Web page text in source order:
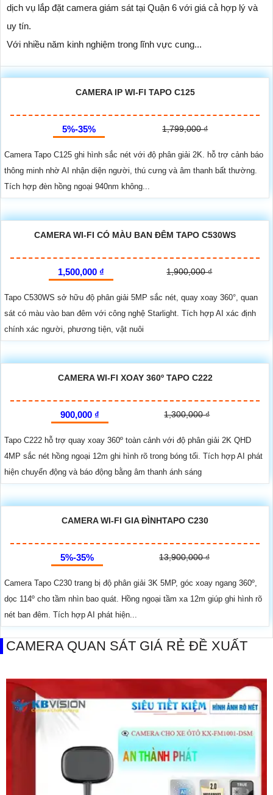
dịch vụ lắp đặt camera giám sát tại Quận 6 với giá cả hợp lý và
uy tín.
Với nhiều năm kinh nghiệm trong lĩnh vực cung...
CAMERA IP WI-FI TAPO C125
5%-35% 1,799,000 ₫
Camera Tapo C125 ghi hình sắc nét với độ phân giải 2K. hỗ trợ cảnh báo
thông minh nhờ AI nhận diện người, thú cưng và âm thanh bất thường.
Tích hợp đèn hồng ngoại 940nm không...
CAMERA WI-FI CÓ MÀU BAN ĐÊM TAPO C530WS
1,500,000 ₫ 1,900,000 ₫
Tapo C530WS sở hữu độ phân giải 5MP sắc nét, quay xoay 360°, quan
sát có màu vào ban đêm với công nghệ Starlight. Tích hợp AI xác định
chính xác người, phương tiện, vật nuôi
CAMERA WI-FI XOAY 360º TAPO C222
900,000 ₫ 1,300,000 ₫
Tapo C222 hỗ trợ quay xoay 360º toàn cảnh với độ phân giải 2K QHD
4MP sắc nét hồng ngoại 12m ghi hình rõ trong bóng tối. Tích hợp AI phát
hiện chuyển động và báo động bằng âm thanh ánh sáng
CAMERA WI-FI GIA ĐÌNHTAPO C230
5%-35% 13,900,000 ₫
Camera Tapo C230 trang bị độ phân giải 3K 5MP, góc xoay ngang 360º,
dọc 114º cho tầm nhìn bao quát. Hồng ngoại tầm xa 12m giúp ghi hình rõ
nét ban đêm. Tích hợp AI phát hiện...
CAMERA QUAN SÁT GIÁ RẺ ĐỀ XUẤT